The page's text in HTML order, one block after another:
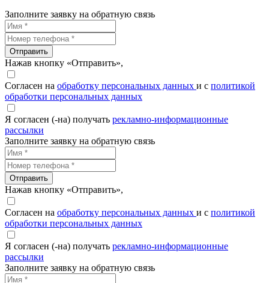
Заполните заявку на обратную связь
Отправить
Нажав кнопку «Отправить»,
Согласен на обработку персональных данных и с политикой
обработки персональных данных
Я согласен (-на) получать рекламно-информационные
рассылки
Заполните заявку на обратную связь
Отправить
Нажав кнопку «Отправить»,
Согласен на обработку персональных данных и с политикой
обработки персональных данных
Я согласен (-на) получать рекламно-информационные
рассылки
Заполните заявку на обратную связь